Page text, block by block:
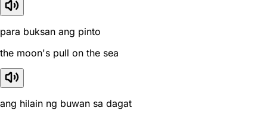
para buksan ang pinto
the moon's pull on the sea
ang hilain ng buwan sa dagat